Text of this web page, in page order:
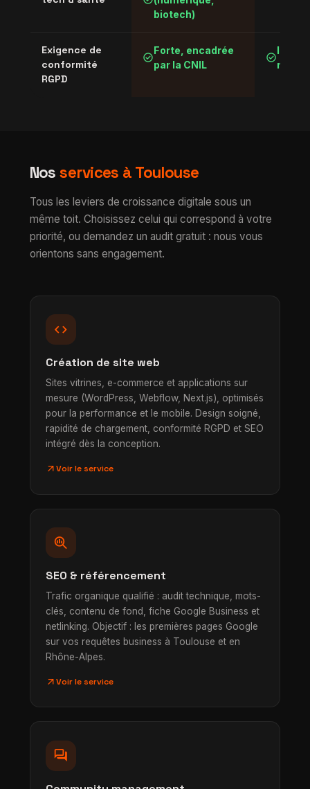
biotech)
Exigence de
conformité
RGPD
check_circle
Forte, encadrée
par la CNIL
check_circle
Nosservices à Toulouse
Tous les leviers de croissance digitale sous un
même toit. Choisissez celui qui correspond à votre
priorité, ou demandez un audit gratuit : nous vous
orientons sans engagement.
code
Création de site web
Sites vitrines, e-commerce et applications sur
mesure (WordPress, Webflow, Next.js), optimisés
pour la performance et le mobile. Design soigné,
rapidité de chargement, conformité RGPD et SEO
intégré dès la conception.
arrow_outwardVoir le service
search_insights
SEO & référencement
Trafic organique qualifié : audit technique, mots-
clés, contenu de fond, fiche Google Business et
netlinking. Objectif : les premières pages Google
sur vos requêtes business à Toulouse et en
Rhône-Alpes.
arrow_outwardVoir le service
forum